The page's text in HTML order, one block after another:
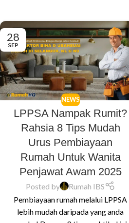
28
SEP
NEWS
LPPSA Nampak Rumit?
Rahsia 8 Tips Mudah
Urus Pembiayaan
Rumah Untuk Wanita
Penjawat Awam 2025
Posted by
Rumah IBS
Pembiayaan rumah melalui LPPSA
lebih mudah daripada yang anda